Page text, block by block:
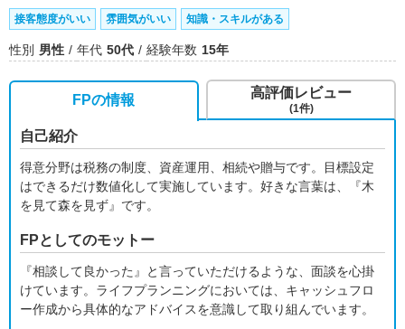
接客態度がいい 雰囲気がいい 知識・スキルがある
性別 男性 年代 50代 経験年数 15年
FPの情報
自己紹介
得意分野は税務の制度、資産運用、相続や贈与です。目標設定
はできるだけ数値化して実施しています。好きな言葉は、『木
を見て森を見ず』です。
FPとしてのモットー
『相談して良かった』と言っていただけるような、面談を心掛
けています。ライフプランニングにおいては、キャッシュフロ
ー作成から具体的なアドバイスを意識して取り組んでいます。
高評価レビュー
(1件)